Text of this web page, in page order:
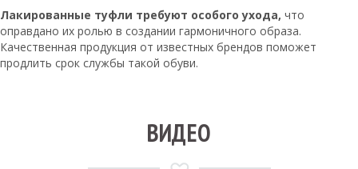
Лакированные туфли требуют особого ухода, что
оправдано их ролью в создании гармоничного образа.
Качественная продукция от известных брендов поможет
продлить срок службы такой обуви.
ВИДЕО